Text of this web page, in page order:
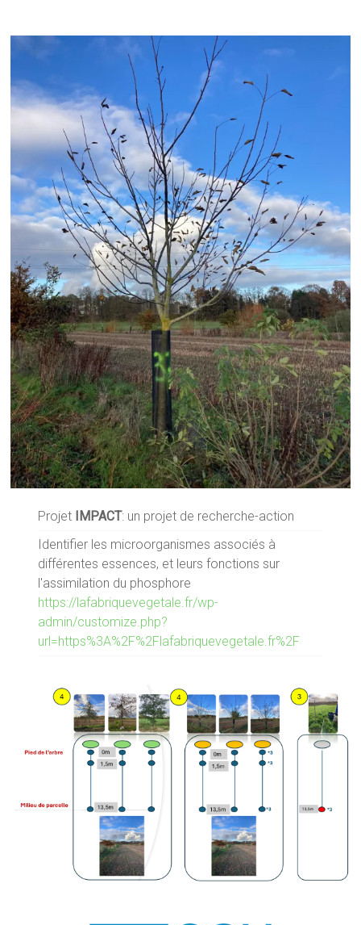
Projet IMPACT: un projet de recherche-action
Identifier les microorganismes associés à
différentes essences, et leurs fonctions sur
l'assimilation du phosphore
https://lafabriquevegetale.fr/wp-
admin/customize.php?
url=https%3A%2F%2Flafabriquevegetale.fr%2F